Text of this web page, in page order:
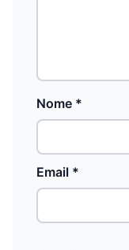
Nome *
Email *